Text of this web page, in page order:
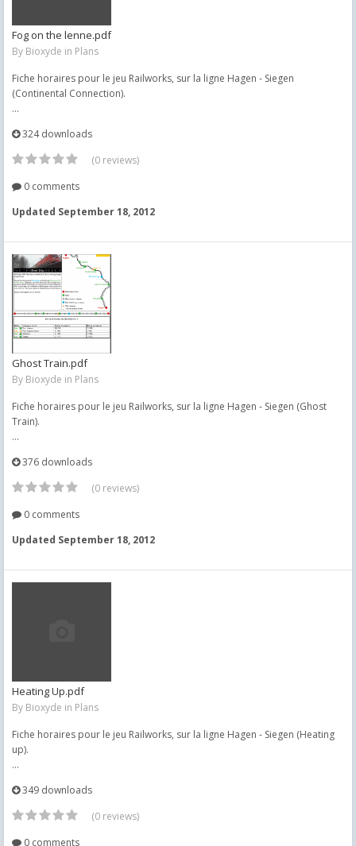
Fog on the lenne.pdf
By Bioxyde in Plans
Fiche horaires pour le jeu Railworks, sur la ligne Hagen - Siegen
(Continental Connection).
...
324 downloads
(0 reviews)
0 comments
Updated September 18, 2012
Ghost Train.pdf
By Bioxyde in Plans
Fiche horaires pour le jeu Railworks, sur la ligne Hagen - Siegen (Ghost
Train).
...
376 downloads
(0 reviews)
0 comments
Updated September 18, 2012
Heating Up.pdf
By Bioxyde in Plans
Fiche horaires pour le jeu Railworks, sur la ligne Hagen - Siegen (Heating
up).
...
349 downloads
(0 reviews)
0 comments